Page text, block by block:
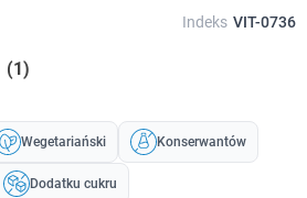
Indeks VIT-0736
(1)
Wegetariański Konserwantów
Dodatku cukru